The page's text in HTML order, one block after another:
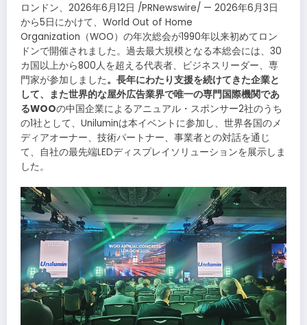
ロンドン、2026年6月12日 /PRNewswire/ — 2026年6月3日
から5日にかけて、World Out of Home
Organization（WOO）の年次総会が1990年以来初めてロン
ドンで開催されました。過去最大規模となる本総会には、30
カ国以上から800人を超える代表者、ビジネスリーダー、専
門家が参加しました。長年にわたり支援を続けてきた企業と
して、また世界的な屋外広告業界で唯一の専門国際機関であ
るWOOの中国企業によるアニュアル・スポンサー2社のうち
の1社として、Uniluminは本イベントに参加し、世界各国のメ
ディアオーナー、技術パートナー、事業者との対話を通じ
て、自社の最先端LEDディスプレイソリューションを展示しま
した。